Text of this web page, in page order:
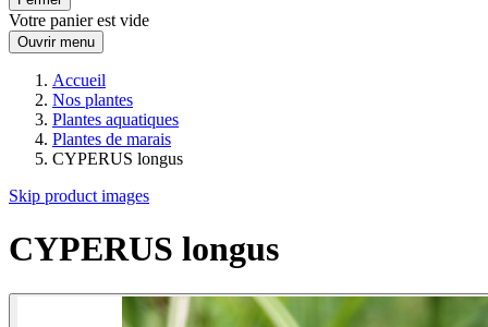
Votre panier est vide
Ouvrir menu
Accueil
Nos plantes
Plantes aquatiques
Plantes de marais
CYPERUS longus
Skip product images
CYPERUS longus